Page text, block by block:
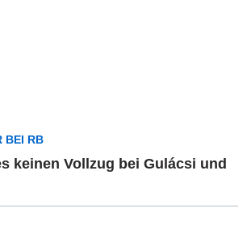
BEI RB
keinen Vollzug bei Gulácsi und